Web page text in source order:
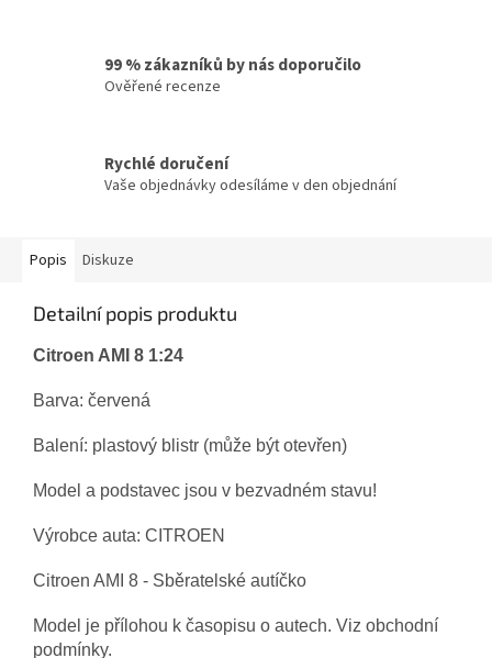
99 % zákazníků by nás doporučilo
Ověřené recenze
Rychlé doručení
Vaše objednávky odesíláme v den objednání
Popis Diskuze
Detailní popis produktu
Citroen AMI 8 1:24
Barva: červená
Balení: plastový blistr (může být otevřen)
Model a podstavec jsou v bezvadném stavu!
Výrobce auta: CITROEN
Citroen AMI 8 - Sběratelské autíčko
Model je přílohou k časopisu o autech. Viz obchodní
podmínky.